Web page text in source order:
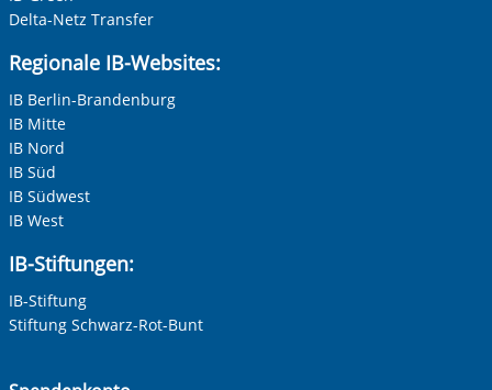
Delta-Netz Transfer
Regionale IB-Websites:
IB Berlin-Brandenburg
IB Mitte
IB Nord
IB Süd
IB Südwest
IB West
IB-Stiftungen:
IB-Stiftung
Stiftung Schwarz-Rot-Bunt